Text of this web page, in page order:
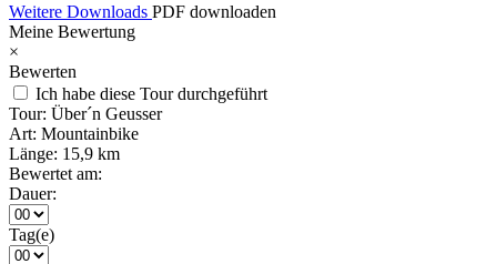
Weitere Downloads PDF downloaden
Meine Bewertung
×
Bewerten
Ich habe diese Tour durchgeführt
Tour: Über´n Geusser
Art: Mountainbike
Länge: 15,9 km
Bewertet am:
Dauer:
Tag(e)